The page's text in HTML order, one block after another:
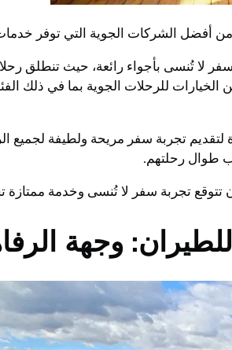
من أفضل الشركات الجوية التي توفر
لا تُنسى بأجواء رائعة، حيث تنطلق
للرحلات الجوية بما في ذلك
تجربة سفر مريحة ولطيفة لجميع
طوال رحلتهم.
تتوقع تجربة سفر لا تُنسى وخدمة
وجهة